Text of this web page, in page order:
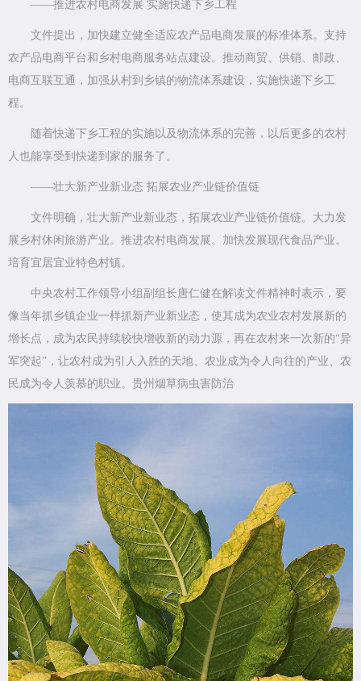
——推进农村电商发展 实施快递下乡工程
文件提出，加快建立健全适应农产品电商发展的标准体系。支持
农产品电商平台和乡村电商服务站点建设。推动商贸、供销、邮政、
电商互联互通，加强从村到乡镇的物流体系建设，实施快递下乡工
程。
随着快递下乡工程的实施以及物流体系的完善，以后更多的农村
人也能享受到快递到家的服务了。
——壮大新产业新业态 拓展农业产业链价值链
文件明确，壮大新产业新业态，拓展农业产业链价值链。大力发
展乡村休闲旅游产业。推进农村电商发展。加快发展现代食品产业。
培育宜居宜业特色村镇。
中央农村工作领导小组副组长唐仁健在解读文件精神时表示，要
像当年抓乡镇企业一样抓新产业新业态，使其成为农业农村发展新的
增长点，成为农民持续较快增收新的动力源，再在农村来一次新的“异
军突起”，让农村成为引人入胜的天地、农业成为令人向往的产业、农
民成为令人羡慕的职业。贵州烟草病虫害防治